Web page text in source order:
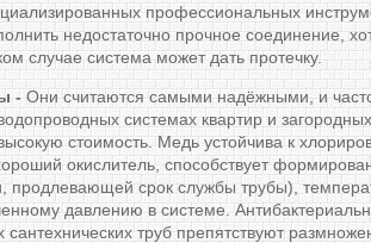
профессиональных
недостаточно прочное соединение,
случае система может дать протечку.
-Они считаются самыми надёжными, и
системах квартир и
стоимость. Медь устойчива к
окислитель, способствует
продлевающей срок службы трубы),
давлению в системе.
сантехнических труб препятствуют